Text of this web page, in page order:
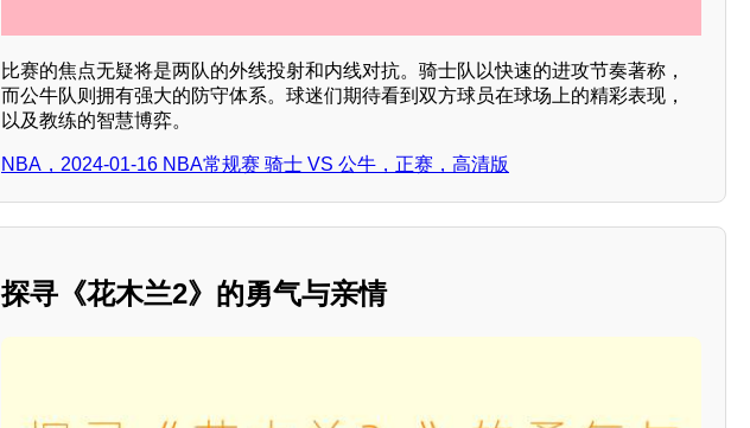
比赛的焦点无疑将是两队的外线投射和内线对抗。骑士队以快速的进攻节奏著称，
而公牛队则拥有强大的防守体系。球迷们期待看到双方球员在球场上的精彩表现，
以及教练的智慧博弈。
NBA，2024-01-16 NBA常规赛 骑士 VS 公牛，正赛，高清版
探寻《花木兰2》的勇气与亲情